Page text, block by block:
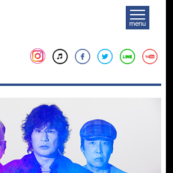
Skoop On Somebody Official Fan Club
Skoop On Somebody
Media
Discography
Instagram
iTunesfacebook
twitter LINE